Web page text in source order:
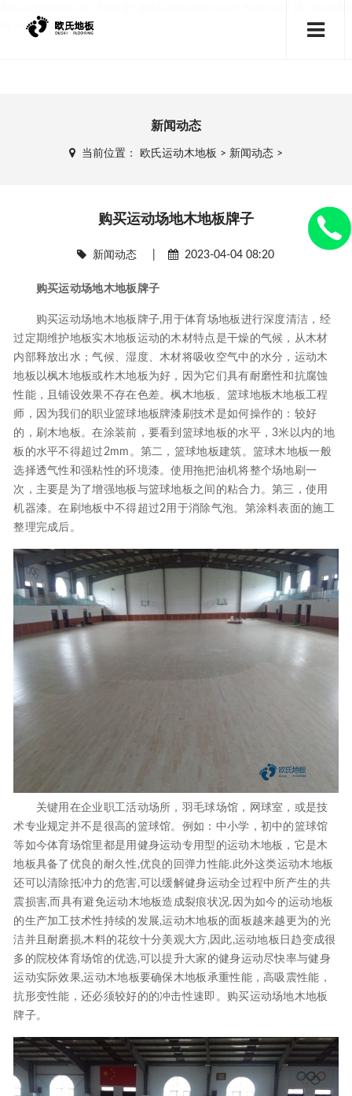
dy-wrap">
新闻动态
当前位置： 欧氏运动木地板 > 新闻动态 >
购买运动场地木地板牌子
新闻动态 2023-04-04 08:20
购买运动场地木地板牌子
购买运动场地木地板牌子,用于体育场地板进行深度清洁，经
过定期维护地板实木地板运动的木材特点是干燥的气候，从木材
内部释放出水；气候、湿度、木材将吸收空气中的水分，运动木
地板以枫木地板或柞木地板为好，因为它们具有耐磨性和抗腐蚀
性能，且铺设效果不存在色差。枫木地板、篮球地板木地板工程
师，因为我们的职业篮球地板牌漆刷技术是如何操作的：较好
的，刷木地板。在涂装前，要看到篮球地板的水平，3米以内的地
板的水平不得超过2mm。第二，篮球地板建筑。篮球木地板一般
选择透气性和强粘性的环境漆。使用拖把油机将整个场地刷一
次，主要是为了增强地板与篮球地板之间的粘合力。第三，使用
机器漆。在刷地板中不得超过2用于消除气泡。第涂料表面的施工
整理完成后。
关键用在企业职工活动场所，羽毛球场馆，网球室，或是技
术专业规定并不是很高的篮球馆。例如：中小学，初中的篮球馆
等如今体育场馆里都是用健身运动专用型的运动木地板，它是木
地板具备了优良的耐久性,优良的回弹力性能.此外这类运动木地板
还可以清除抵冲力的危害,可以缓解健身运动全过程中所产生的共
震损害,而具有避免运动木地板造成裂痕状况.因为如今的运动地板
的生产加工技术性持续的发展,运动木地板的面板越来越更为的光
洁并且耐磨损,木料的花纹十分美观大方,因此,运动地板日趋变成很
多的院校体育场馆的优选,可以提升大家的健身运动尽快率与健身
运动实际效果,运动木地板要确保木地板承重性能，高吸震性能，
抗形变性能，还必须较好的的冲击性速即。购买运动场地木地板
牌子。